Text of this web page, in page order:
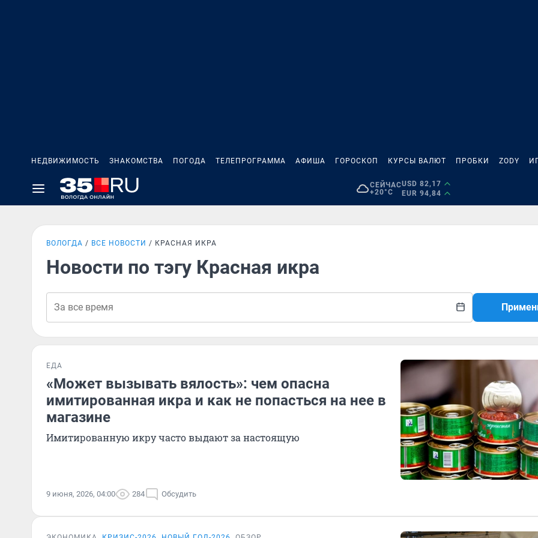
НЕДВИЖИМОСТЬ ЗНАКОМСТВА ПОГОДА ТЕЛЕПРОГРАММА АФИША ГОРОСКОП КУРСЫ ВАЛЮТ ПРОБКИ ZODY
СЕЙЧАС
+20°C
USD 82,17
EUR 94,84
ВОЛОГДА ВСЕ НОВОСТИ КРАСНАЯ ИКРА
Новости по тэгу Красная икра
ЕДА
«Может вызывать вялость»: чем опасна
имитированная икра и как не попасться на нее в
магазине
Имитированную икру часто выдают за настоящую
9 июня, 2026, 04:00 284 Обсудить